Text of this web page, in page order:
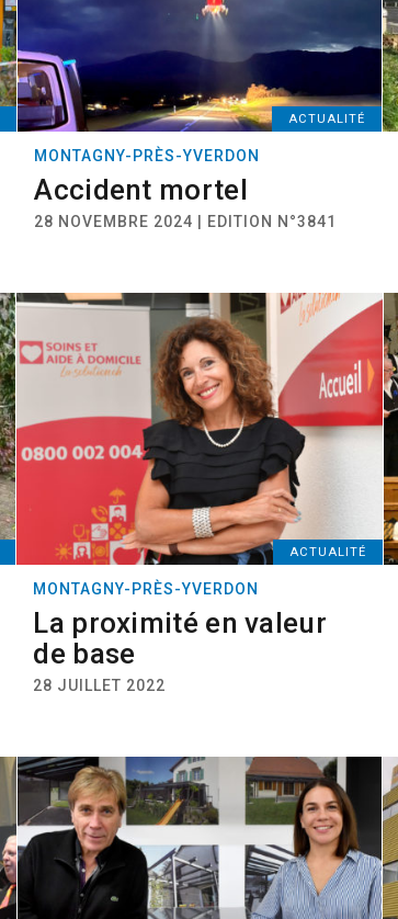
ACTUALITÉ
MONTAGNY-PRÈS-YVERDON
Accident mortel
28 NOVEMBRE 2024 | EDITION N°3841
ACTUALITÉ
MONTAGNY-PRÈS-YVERDON
La proximité en valeur
de base
28 JUILLET 2022